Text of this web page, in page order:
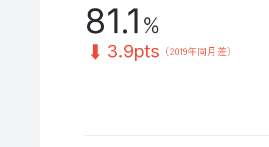
81.1 %
3.9pts （2019年同月差）